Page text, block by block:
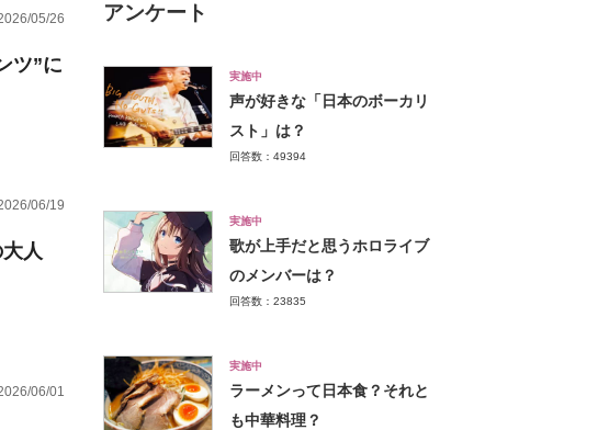
05/26
ツ”に
06/19
人
06/01
アンケート
実施中
声が好きな「日本のボーカリ
スト」は？
回答数：49394
実施中
歌が上手だと思うホロライブ
のメンバーは？
回答数：23835
実施中
ラーメンって日本食？それと
も中華料理？